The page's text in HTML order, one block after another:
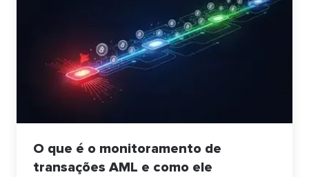
O que é o monitoramento de
transações AML e como ele